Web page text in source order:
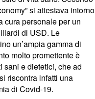
si attestava intorno
cura personale per un
di USD. Le
un’ampia gamma di
molto promettente è
sani e dietetici, che ad
riscontra infatti una
di Covid-19.